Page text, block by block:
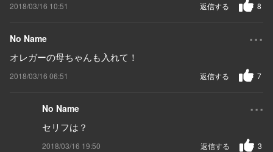
2018/03/16 10:51 8
返信する
No Name ...
オレガーの母ちゃんも入れて！
2018/03/16 06:51 7
返信する
No Name ...
セリフは？
2018/03/16 19:50 3
返信する